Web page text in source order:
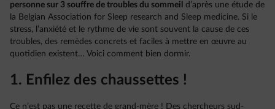
personne sur 3 souffre de troubles du sommeil d’après une étude de
la Belgian Association for Sleep research and Sleep medicine. Si le
stress, l’anxiété et le rythme de vie sont souvent la cause de ces
troubles, des remèdes concrets et faciles à mettre en œuvre au
quotidien existent… Voici comment bien dormir.
1. Enfilez des chaussettes !
Ce n’est pas une recette de grand-mère ! Des chercheurs sud-